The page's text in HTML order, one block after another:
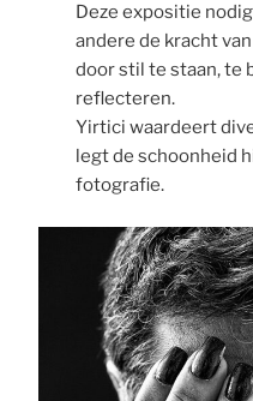
Deze expositie
andere de kracht
door stil te staan, te
reflecteren.
Yirtici waardeert
legt de schoonheid
fotografie.